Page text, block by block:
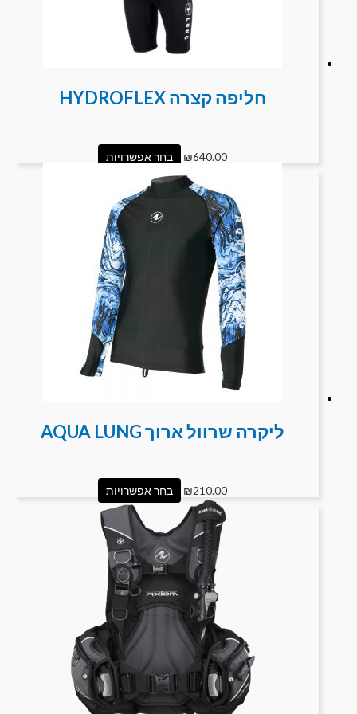
חליפה קצרה HYDROFLEX
₪640.00 בחר אפשרויות
ליקרה שרוול ארוך AQUA LUNG
₪210.00 בחר אפשרויות